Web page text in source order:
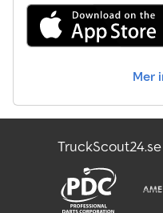
98 %, Transportmått: längd:
bredd: 1 600 mm (skopa),
nettoexport, inom landet
VID EXPORT BETALASMer